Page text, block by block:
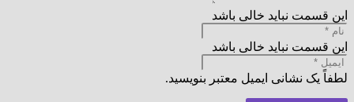
این قسمت نباید خالی باشد
این قسمت نباید خالی باشد
لطفاً یک نشانی ایمیل معتبر بنویسید.